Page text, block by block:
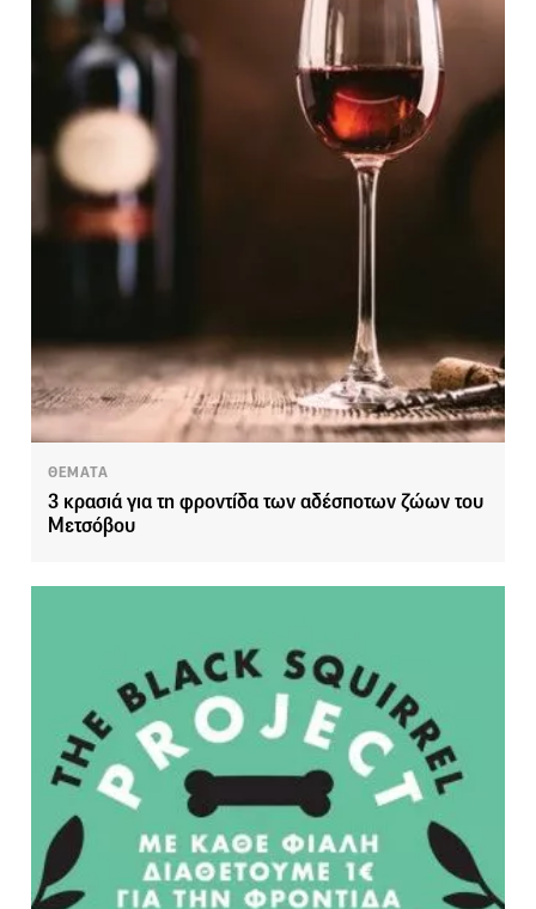
ΘΕΜΑΤΑ
3 κρασιά για τη φροντίδα των αδέσποτων ζώων του
Μετσόβου